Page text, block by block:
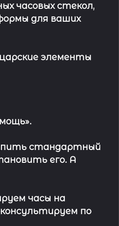
часовых стекол,
для ваших
элементы
стандартный
его. А
часы на
по